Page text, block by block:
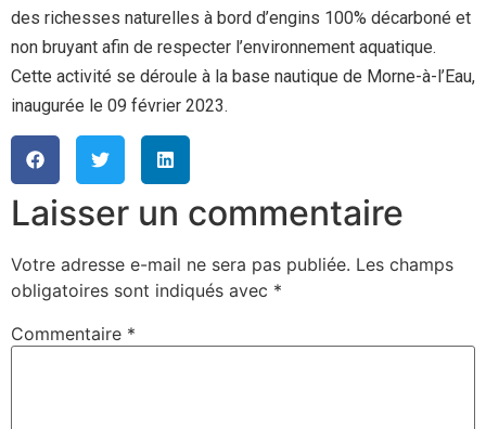
des richesses naturelles à bord d’engins 100% décarboné et
non bruyant afin de respecter l’environnement aquatique.
Cette activité se déroule à la base nautique de Morne-à-l’Eau,
inaugurée le 09 février 2023.
Laisser un commentaire
Votre adresse e-mail ne sera pas publiée. Les champs
obligatoires sont indiqués avec *
Commentaire *